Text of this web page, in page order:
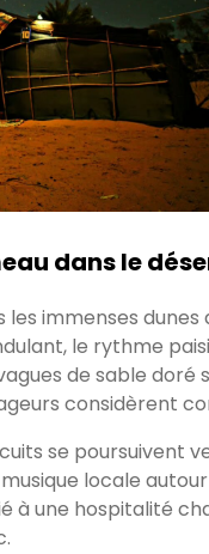
dans le
immenses
le rythme
de sable
considèrent
se poursuivent
locale
à une hospitalité